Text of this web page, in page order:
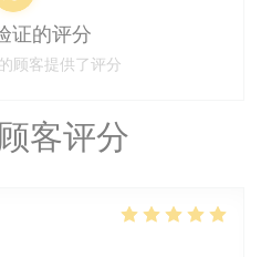
客评分
证的评分
顾客提供了评分